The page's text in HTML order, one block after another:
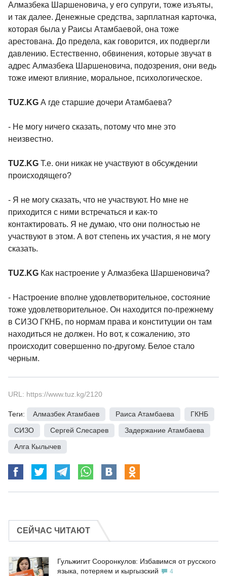
Алмазбека Шаршеновича, у его супруги, тоже изъяты,
и так далее. Денежные средства, зарплатная карточка,
которая была у Раисы Атамбаевой, она тоже
арестована. До предела, как говорится, их подвергли
давлению. Естественно, обвинения, которые звучат в
адрес Алмазбека Шаршеновича, подозрения, они ведь
тоже имеют влияние, моральное, психологическое.
TUZ.KG А где старшие дочери Атамбаева?
- Не могу ничего сказать, потому что мне это
неизвестно.
TUZ.KG Т.е. они никак не участвуют в обсуждении
происходящего?
- Я не могу сказать, что не участвуют. Но мне не
приходится с ними встречаться и как-то
контактировать. Я не думаю, что они полностью не
участвуют в этом. А вот степень их участия, я не могу
сказать.
TUZ.KG Как настроение у Алмазбека Шаршеновича?
- Настроение вполне удовлетворительное, состояние
тоже удовлетворительное. Он находится по-прежнему
в СИЗО ГКНБ, по нормам права и конституции он там
находиться не должен. Но вот, к сожалению, это
происходит совершенно по-другому. Белое стало
черным.
URL: https://www.tuz.kg/2120
Теги: Алмазбек Атамбаев Раиса Атамбаева ГКНБ
СИЗО
Сергей Слесарев Задержание Атамбаева
Алга Кылычев
СЕЙЧАС ЧИТАЮТ
Гульжигит Сооронкулов: Избавимся от русского
языка, потеряем и кыргызский
4